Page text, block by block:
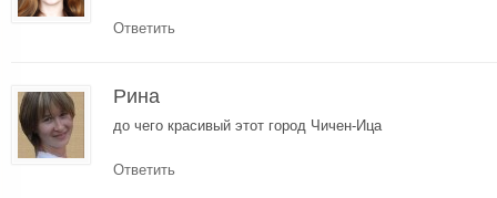
Ответить
Рина
до чего красивый этот город Чичен-Ица
Ответить